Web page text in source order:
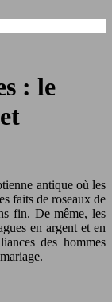
: le
antique où les
faits de roseaux de
fin. De même, les
en argent et en
des hommes